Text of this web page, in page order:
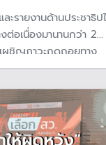
ะรายงานด้านประชาธิป
ต่อเนื่องมานานกว่า 2
ผชิญภาวะถดถอยทาง
มิติ ตั้งแต่คุณภาพการ
าพสาธารณะ